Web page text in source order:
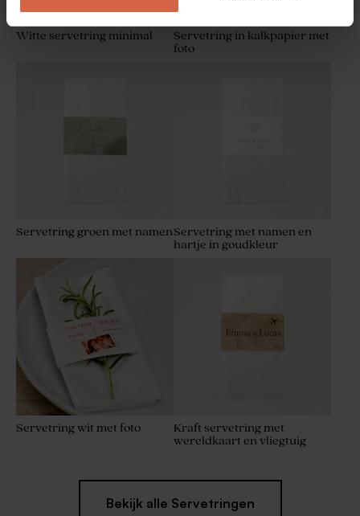
Witte servetring minimal
Servetring in kalkpapier met
foto
Servetring groen met namenServetring met namen en
hartje in goudkleur
Servetring wit met foto
Kraft servetring met
wereldkaart en vliegtuig
Bekijk alle Servetringen